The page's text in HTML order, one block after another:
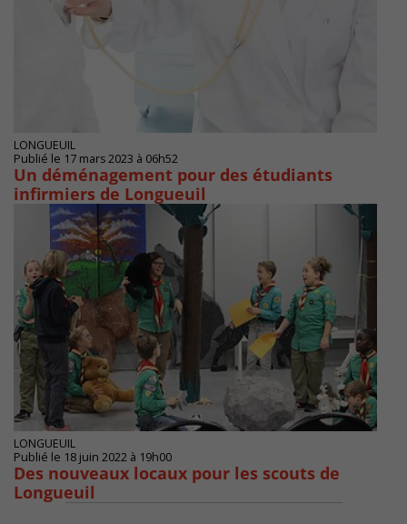
LONGUEUIL
Publié le 17 mars 2023 à 06h52
Un déménagement pour des étudiants
infirmiers de Longueuil
LONGUEUIL
Publié le 18 juin 2022 à 19h00
Des nouveaux locaux pour les scouts de
Longueuil